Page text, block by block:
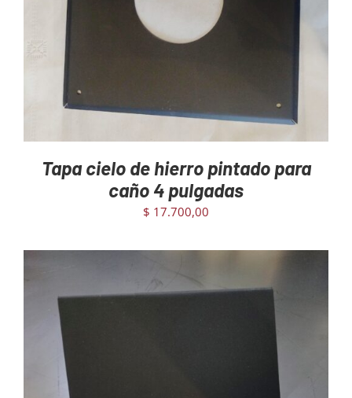
Tapa cielo de hierro pintado para
caño 4 pulgadas
$ 17.700,00